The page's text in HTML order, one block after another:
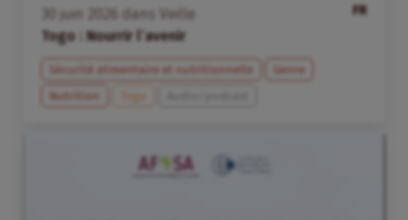
FR
juin dans
Veille
Togo : Nourrir l’avenir
Sécurité alimentaire et nutritionnelle
Genre
Nutrition
Togo